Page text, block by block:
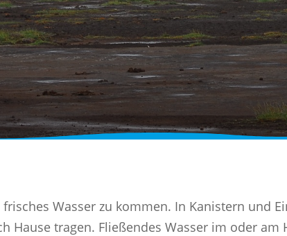
Wasser zu kommen. In Kanistern und
Hause tragen. Fließendes Wasser im oder am